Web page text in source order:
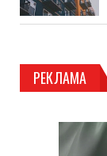
РЕКЛАМА